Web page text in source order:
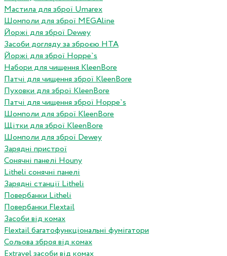
Мастила для зброї Umarex
Шомполи для зброї MEGAline
Йоржі для зброї Dewey
Засоби догляду за зброєю HTA
Йоржі для зброї Hoppe`s
Набори для чищення KleenBore
Патчі для чищення зброї KleenBore
Пуховки для зброї KleenBore
Патчі для чищення зброї Hoppe`s
Шомполи для зброї KleenBore
Щітки для зброї KleenBore
Шомполи для зброї Dewey
Зарядні пристрої
Сонячні панелі Houny
Litheli сонячні панелі
Зарядні станції Litheli
Повербанки Litheli
Повербанки Flextail
Засоби від комах
Flextail багатофункціональні фумігатори
Сольова зброя від комах